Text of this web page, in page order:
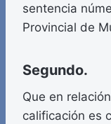
sentencia
Provincial de
Segundo.
Que en
calificación es